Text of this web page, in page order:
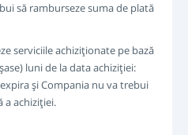
să ramburseze suma de plată
serviciile achiziţionate pe bază
luni de la data achiziţiei:
şi Compania nu va trebui
a achiziţiei.